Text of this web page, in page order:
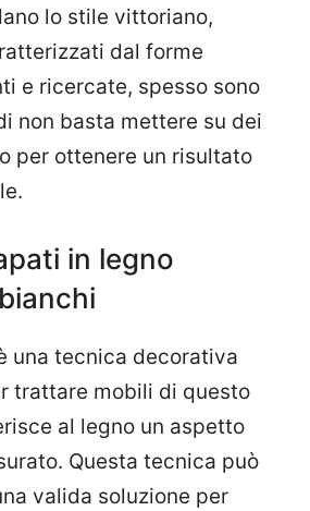
lo stile vittoriano,
dal forme
e ricercate, spesso sono
non basta mettere su dei
per ottenere un risultato
in legno
una tecnica decorativa
trattare mobili di questo
al legno un aspetto
Questa tecnica può
valida soluzione per